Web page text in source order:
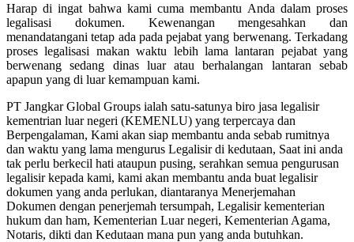
Harap di ingat bahwa kami cuma membantu Anda dalam proses
legalisasi dokumen. Kewenangan mengesahkan dan
menandatangani tetap ada pada pejabat yang berwenang. Terkadang
proses legalisasi makan waktu lebih lama lantaran pejabat yang
berwenang sedang dinas luar atau berhalangan lantaran sebab
apapun yang di luar kemampuan kami.
PT Jangkar Global Groups ialah satu-satunya biro jasa legalisir
kementrian luar negeri (KEMENLU) yang terpercaya dan
Berpengalaman, Kami akan siap membantu anda sebab rumitnya
dan waktu yang lama mengurus Legalisir di kedutaan, Saat ini anda
tak perlu berkecil hati ataupun pusing, serahkan semua pengurusan
legalisir kepada kami, kami akan membantu anda buat legalisir
dokumen yang anda perlukan, diantaranya Menerjemahan
Dokumen dengan penerjemah tersumpah, Legalisir kementerian
hukum dan ham, Kementerian Luar negeri, Kementerian Agama,
Notaris, dikti dan Kedutaan mana pun yang anda butuhkan.